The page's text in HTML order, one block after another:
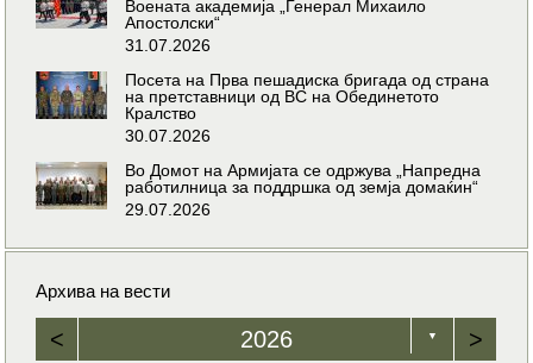
Воената академија „Генерал Михаило
Апостолски“
31.07.2026
Посета на Прва пешадиска бригада од страна
на претставници од ВС на Обединетото
Кралство
30.07.2026
Во Домот на Армијата се одржува „Напредна
работилница за поддршка од земја домаќин“
29.07.2026
Архива на вести
< 2026 ▼ >